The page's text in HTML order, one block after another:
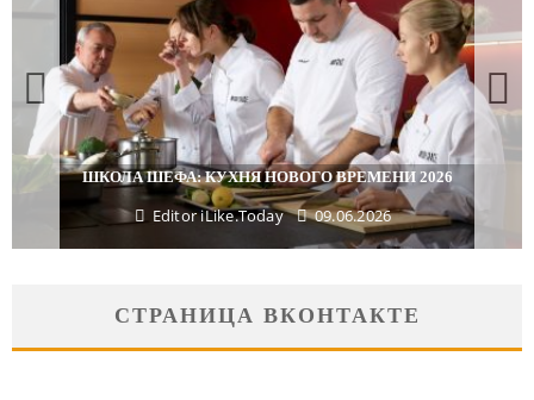
ПОДАРКИ, КОТОРЫЕ ТОЧНО ПОРАДУЮТ БЛИЗКИХ В
МАЙСКИЕ ПРАЗДНИКИ
Editor iLike.Today 29.04.2026
СТРАНИЦА ВКОНТАКТЕ